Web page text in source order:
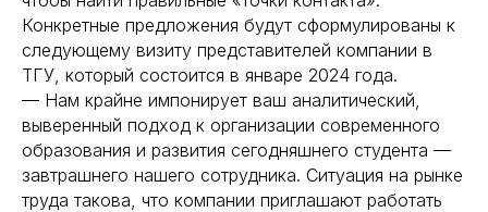
Конкретные предложения будут сформулированы к
следующему визиту представителей компании в
ТГУ, который состоится в январе 2024 года.
— Нам крайне импонирует ваш аналитический,
выверенный подход к организации современного
образования и развития сегодняшнего студента —
завтрашнего нашего сотрудника. Ситуация на рынке
труда такова, что компании приглашают работать